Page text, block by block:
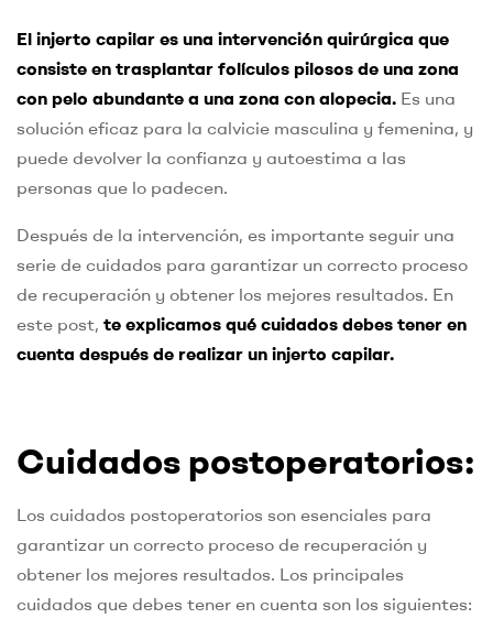
El injerto capilar es una intervención quirúrgica que
consiste en trasplantar folículos pilosos de una zona
con pelo abundante a una zona con alopecia. Es una
solución eficaz para la calvicie masculina y femenina, y
puede devolver la confianza y autoestima a las
personas que lo padecen.
Después de la intervención, es importante seguir una
serie de cuidados para garantizar un correcto proceso
de recuperación y obtener los mejores resultados. En
este post, te explicamos qué cuidados debes tener en
cuenta después de realizar un injerto capilar.
Cuidados postoperatorios:
Los cuidados postoperatorios son esenciales para
garantizar un correcto proceso de recuperación y
obtener los mejores resultados. Los principales
cuidados que debes tener en cuenta son los siguientes: